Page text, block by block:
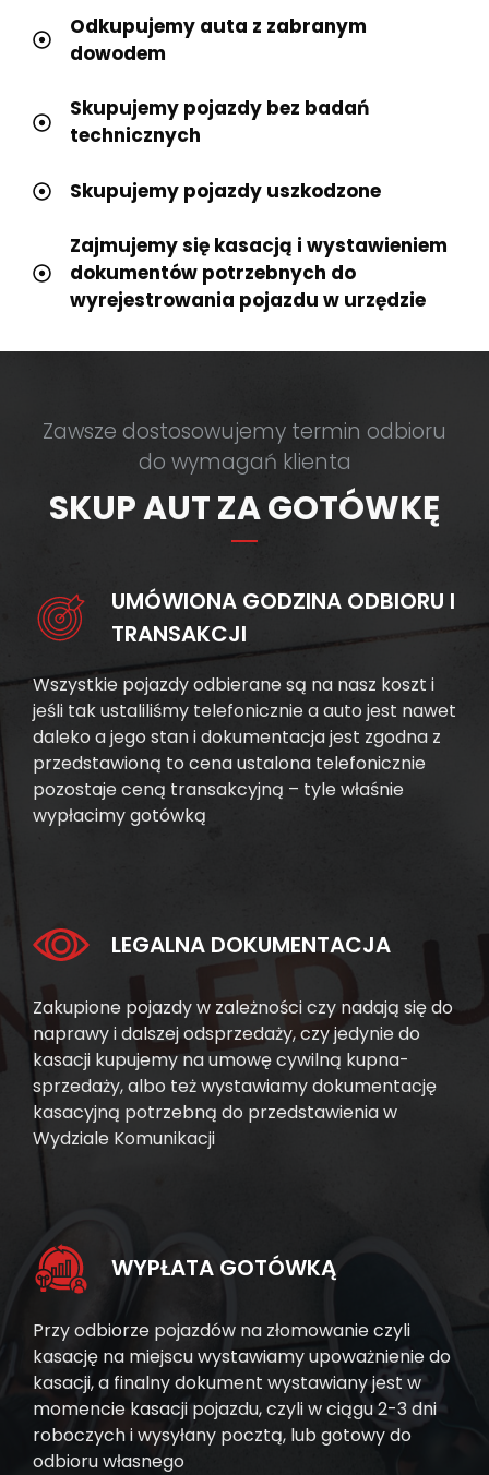
Odkupujemy auta z zabranym
dowodem
Skupujemy pojazdy bez badań
technicznych
Skupujemy pojazdy uszkodzone
Zajmujemy się kasacją i wystawieniem
dokumentów potrzebnych do
wyrejestrowania pojazdu w urzędzie
Zawsze dostosowujemy termin odbioru
do wymagań klienta
SKUP AUT ZA GOTÓWKĘ
UMÓWIONA GODZINA ODBIORU I
TRANSAKCJI
Wszystkie pojazdy odbierane są na nasz koszt i
jeśli tak ustaliliśmy telefonicznie a auto jest nawet
daleko a jego stan i dokumentacja jest zgodna z
przedstawioną to cena ustalona telefonicznie
pozostaje ceną transakcyjną – tyle właśnie
wypłacimy gotówką
LEGALNA DOKUMENTACJA
Zakupione pojazdy w zależności czy nadają się do
naprawy i dalszej odsprzedaży, czy jedynie do
kasacji kupujemy na umowę cywilną kupna-
sprzedaży, albo też wystawiamy dokumentację
kasacyjną potrzebną do przedstawienia w
Wydziale Komunikacji
WYPŁATA GOTÓWKĄ
Przy odbiorze pojazdów na złomowanie czyli
kasację na miejscu wystawiamy upoważnienie do
kasacji, a finalny dokument wystawiany jest w
momencie kasacji pojazdu, czyli w ciągu 2-3 dni
roboczych i wysyłany pocztą, lub gotowy do
odbioru własnego